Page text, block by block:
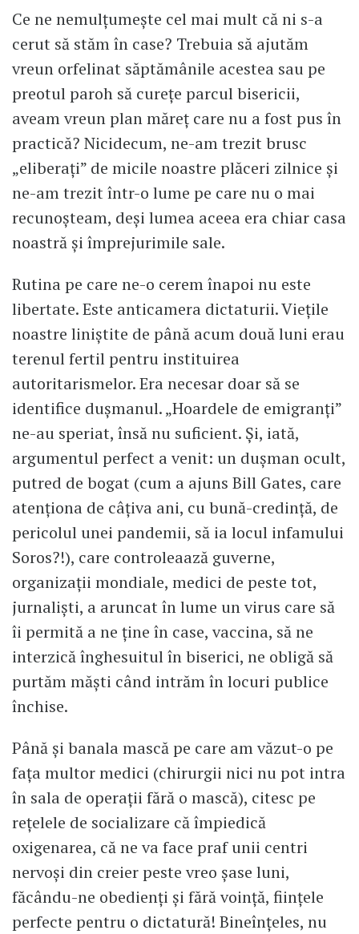
Ce ne nemulţumeşte cel mai mult că ni s-a
cerut să stăm în case? Trebuia să ajutăm
vreun orfelinat săptămânile acestea sau pe
preotul paroh să cureţe parcul bisericii,
aveam vreun plan măreţ care nu a fost pus în
practică? Nicidecum, ne-am trezit brusc
„eliberaţi” de micile noastre plăceri zilnice şi
ne-am trezit într-o lume pe care nu o mai
recunoşteam, deşi lumea aceea era chiar casa
noastră şi împrejurimile sale.
Rutina pe care ne-o cerem înapoi nu este
libertate. Este anticamera dictaturii. Vieţile
noastre liniştite de până acum două luni erau
terenul fertil pentru instituirea
autoritarismelor. Era necesar doar să se
identifice duşmanul. „Hoardele de emigranţi”
ne-au speriat, însă nu suficient. Şi, iată,
argumentul perfect a venit: un duşman ocult,
putred de bogat (cum a ajuns Bill Gates, care
atenţiona de câţiva ani, cu bună-credinţă, de
pericolul unei pandemii, să ia locul infamului
Soros?!), care controleaază guverne,
organizaţii mondiale, medici de peste tot,
jurnalişti, a aruncat în lume un virus care să
îi permită a ne ţine în case, vaccina, să ne
interzică înghesuitul în biserici, ne obligă să
purtăm măşti când intrăm în locuri publice
închise.
Până şi banala mască pe care am văzut-o pe
faţa multor medici (chirurgii nici nu pot intra
în sala de operaţii fără o mască), citesc pe
reţelele de socializare că împiedică
oxigenarea, că ne va face praf unii centri
nervoşi din creier peste vreo şase luni,
făcându-ne obedienţi şi fără voinţă, fiinţele
perfecte pentru o dictatură! Bineînţeles, nu